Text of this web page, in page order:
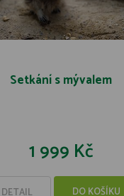
Setkání s mývalem
1 999 Kč
DETAIL DO KOŠÍKU